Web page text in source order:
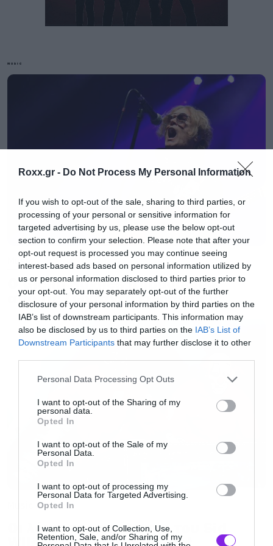
Roxx.gr - Do Not Process My Personal Information
If you wish to opt-out of the sale, sharing to third parties, or
processing of your personal or sensitive information for
targeted advertising by us, please use the below opt-out
section to confirm your selection. Please note that after your
opt-out request is processed you may continue seeing
interest-based ads based on personal information utilized by
us or personal information disclosed to third parties prior to
your opt-out. You may separately opt-out of the further
disclosure of your personal information by third parties on the
IAB’s list of downstream participants. This information may
also be disclosed by us to third parties on the IAB’s List of
Downstream Participants that may further disclose it to other
Please note that this website/app uses one or more Google
not limited to your visit or usage behaviour. You may click to
grant or deny consent to Google and its third-party tags to
use your data for below specified purposes in below Google
consent section.
Personal Data Processing Opt Outs
I want to opt-out of the Sharing of my
personal data.
Opted In
I want to opt-out of the Sale of my
Personal Data.
Opted In
I want to opt-out of processing my
Personal Data for Targeted Advertising.
Opted In
I want to opt-out of Collection, Use,
Retention, Sale, and/or Sharing of my
Με κόστος που ξεπέρασε τα 2,3
δισεκατομμύρια δολάρια, η «Σφαίρα» διαθέτει
την καλύτερη και πιο προημήνη τεχνολογία
ήχου και εικόνας ενώ στα οκτώ επίπεδα του
εσωτερικού της θα μπορεί να φιλοξενήσει έως
και 20.000 θεατές. Περιμένοντας εικόνες από
την πρώτη συναυλία που θα πραγματοποιηθεί
στις 29 Σεπτεμβρίου από τους U2, πάμε να
δούμε στο βίντεο το φανταστικό σόου που
πραγματοποιήθηκε προχθές το βράδυ και
μετέτρεψε το Λας Βέγκας σε πόλη από το
μέλλον.
MUSIC
Music
Ο Glenn Hughes αποσύρθηκε
από τις ζωντανές εμφανίσεις
Οι λόγοι της απόλυσης του Sid